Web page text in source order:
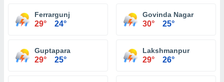
Ferrargunj
29° 24°
Govinda Nagar
30° 25°
Guptapara
29° 25°
Lakshmanpur
29° 26°